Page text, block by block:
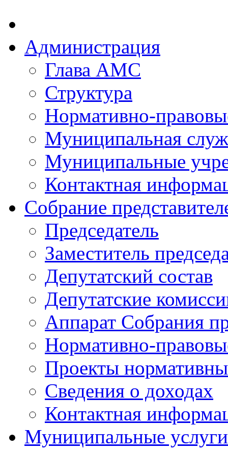
Администрация
Глава АМС
Структура
Нормативно-
Муниципальная
Муниципальные
Контактная
Собрание
Председатель
Заместитель
Депутатский состав
Депутатские
Аппарат Собрания
Нормативно-
Проекты
Сведения о доходах
Контактная
Муниципальные услуги